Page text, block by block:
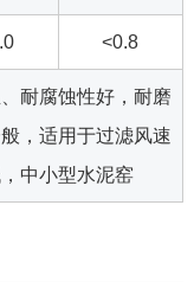
<0.8
耐腐蚀性好，耐磨
，适用于过滤风速
中小型水泥窑